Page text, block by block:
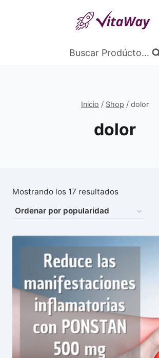
Buscar Prodúcto...
Inicio / Shop / dolor
dolor
Mostrando los 17 resultadosOrdenado
popularidad